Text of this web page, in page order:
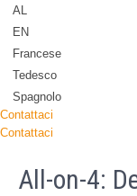
AL
EN
Francese
Tedesco
Spagnolo
Contattaci
Contattaci
All-on-4: